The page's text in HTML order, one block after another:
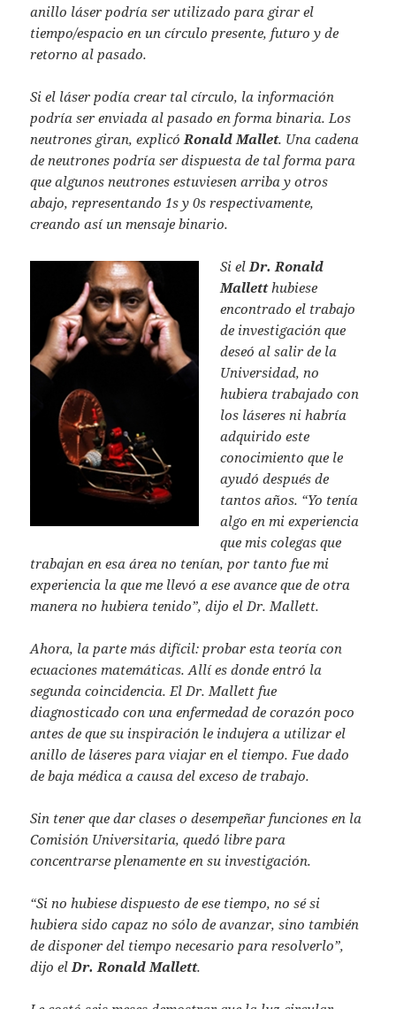
anillo láser podría ser utilizado para girar el
tiempo/espacio en un círculo presente, futuro y de
retorno al pasado.
Si el láser podía crear tal círculo, la información
podría ser enviada al pasado en forma binaria. Los
neutrones giran, explicó Ronald Mallet. Una cadena
de neutrones podría ser dispuesta de tal forma para
que algunos neutrones estuviesen arriba y otros
abajo, representando 1s y 0s respectivamente,
creando así un mensaje binario.
Si el Dr. Ronald
Malletthubiese
encontrado el trabajo
de investigación que
deseó al salir de la
Universidad, no
hubiera trabajado con
los láseres ni habría
adquirido este
conocimiento que le
ayudó después de
tantos años. “Yo tenía
algo en mi experiencia
que mis colegas que
trabajan en esa área no tenían, por tanto fue mi
experiencia la que me llevó a ese avance que de otra
manera no hubiera tenido”, dijo el Dr. Mallett.
Ahora, la parte más difícil: probar esta teoría con
ecuaciones matemáticas. Allí es donde entró la
segunda coincidencia. El Dr. Mallett fue
diagnosticado con una enfermedad de corazón poco
antes de que su inspiración le indujera a utilizar el
anillo de láseres para viajar en el tiempo. Fue dado
de baja médica a causa del exceso de trabajo.
Sin tener que dar clases o desempeñar funciones en la
Comisión Universitaria, quedó libre para
concentrarse plenamente en su investigación.
“Si no hubiese dispuesto de ese tiempo, no sé si
hubiera sido capaz no sólo de avanzar, sino también
de disponer del tiempo necesario para resolverlo”,
dijo el Dr. Ronald Mallett.